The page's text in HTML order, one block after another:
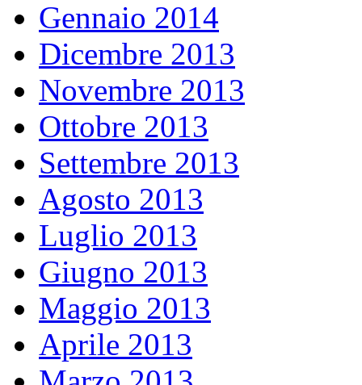
Gennaio 2014
Dicembre 2013
Novembre 2013
Ottobre 2013
Settembre 2013
Agosto 2013
Luglio 2013
Giugno 2013
Maggio 2013
Aprile 2013